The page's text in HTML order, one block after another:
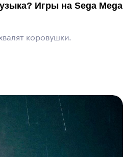
Игры на Sega Mega
коровушки.